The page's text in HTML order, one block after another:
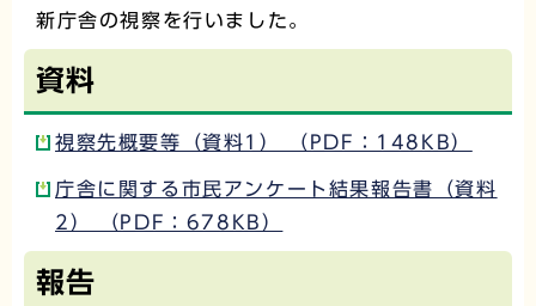
新庁舎の視察を行いました。
資料
視察先概要等（資料1） （PDF：148KB）
庁舎に関する市民アンケート結果報告書（資料
2） （PDF：678KB）
報告